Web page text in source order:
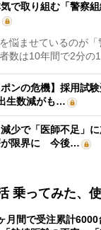
で取り組む「警察
悩ませているのが「
数は10年間で2分の
ポンの危機】採用試
生数減がも…
減少で「医師不足」
が限界に 今後…
乗ってみた、
月間で受注累計